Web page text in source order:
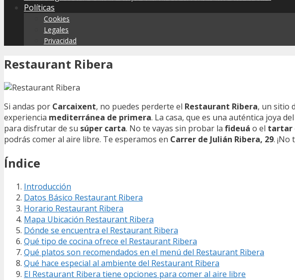
Políticas
Cookies
Legales
Privacidad
Restaurant Ribera
Si andas por Carcaixent, no puedes perderte el Restaurant Ribera, un sitio
experiencia mediterránea de primera. La casa, que es una auténtica joya del
para disfrutar de su súper carta. No te vayas sin probar la fideuá o el tartar
podrás comer al aire libre. Te esperamos en Carrer de Julián Ribera, 29. ¡No
Índice
Introducción
Datos Básico Restaurant Ribera
Horario Restaurant Ribera
Mapa Ubicación Restaurant Ribera
Dónde se encuentra el Restaurant Ribera
Qué tipo de cocina ofrece el Restaurant Ribera
Qué platos son recomendados en el menú del Restaurant Ribera
Qué hace especial al ambiente del Restaurant Ribera
El Restaurant Ribera tiene opciones para comer al aire libre